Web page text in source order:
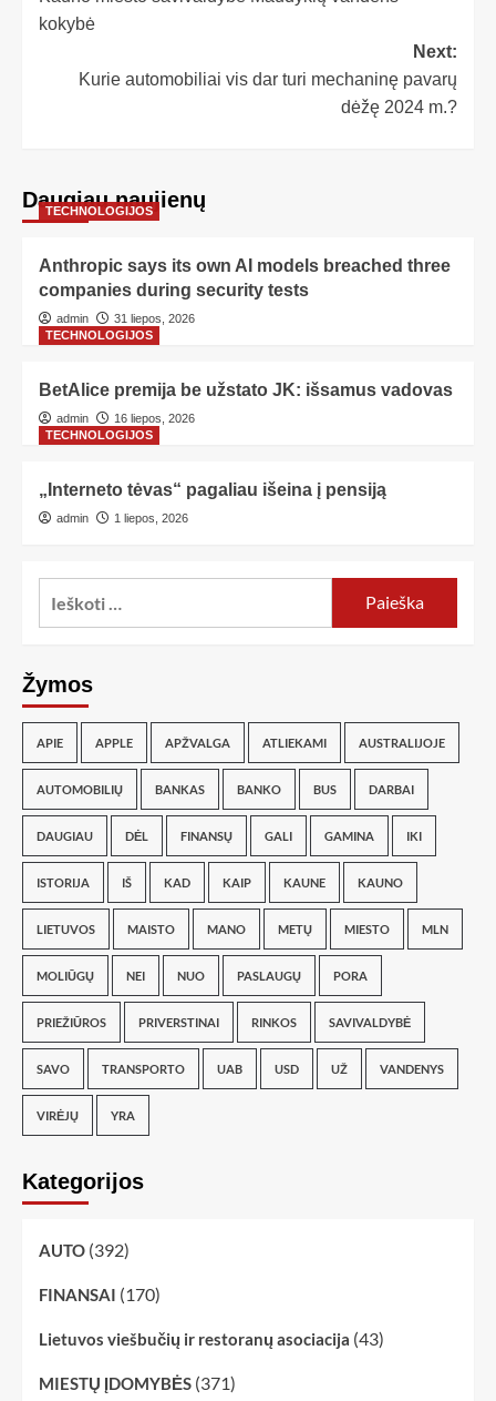
kokybė
Next:
Kurie automobiliai vis dar turi mechaninę pavarų
dėžę 2024 m.?
Daugiau naujienų
TECHNOLOGIJOS
Anthropic says its own AI models breached three
companies during security tests
admin
31 liepos, 2026
TECHNOLOGIJOS
BetAlice premija be užstato JK: išsamus vadovas
admin
16 liepos, 2026
TECHNOLOGIJOS
„Interneto tėvas“ pagaliau išeina į pensiją
admin 1 liepos, 2026
Žymos
APIE APPLE APŽVALGA ATLIEKAMI AUSTRALIJOJE
AUTOMOBILIŲ BANKAS BANKO BUS DARBAI
DAUGIAU DĖL FINANSŲ GALI GAMINA IKI
ISTORIJA IŠ KAD KAIP KAUNE KAUNO
LIETUVOS MAISTO MANO METŲ MIESTO MLN
MOLIŪGŲ NEI NUO PASLAUGŲ PORA
PRIEŽIŪROS PRIVERSTINAI RINKOS SAVIVALDYBĖ
SAVO TRANSPORTO UAB USD UŽ VANDENYS
VIRĖJŲ YRA
Kategorijos
AUTO (392)
FINANSAI (170)
Lietuvos viešbučių ir restoranų asociacija (43)
MIESTŲ ĮDOMYBĖS (371)